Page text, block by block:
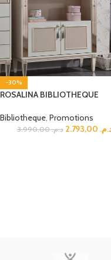
-30%
ROSALINA BIBLIOTHEQUE
Bibliotheque, Promotions
د.م.3.990,00